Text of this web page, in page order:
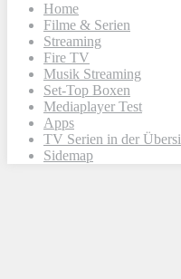
Home
Filme & Serien
Streaming
Fire TV
Musik Streaming
Set-Top Boxen
Mediaplayer Test
Apps
TV Serien in der
Sidemap